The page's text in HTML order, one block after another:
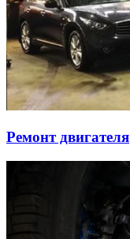
Ремонт двигателя